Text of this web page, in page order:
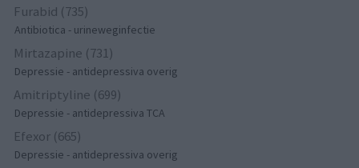
Furabid (735)
Antibiotica - urineweginfectie
Mirtazapine (731)
Depressie - antidepressiva overig
Amitriptyline (699)
Depressie - antidepressiva TCA
Efexor (665)
Depressie - antidepressiva overig